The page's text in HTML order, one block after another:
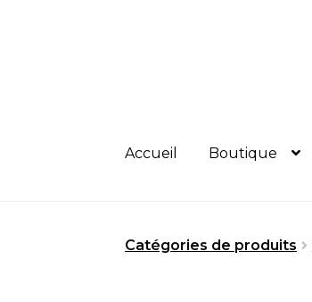
Accueil Boutique
Catégories de produits